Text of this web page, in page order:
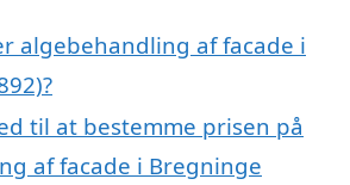
algebehandling af facade i
til at bestemme prisen på
af facade i Bregninge